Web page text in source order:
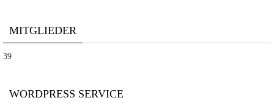
MITGLIEDER
39
WORDPRESS SERVICE